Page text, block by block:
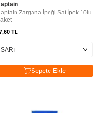
Zargana İpeği Saf İpek 10lu
TL
Sepete Ekle